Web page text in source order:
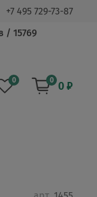
+7 495 729-73-87
/ 15769
0 0 0 ₽